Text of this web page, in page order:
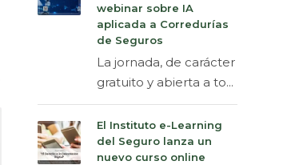
webinar sobre IA
aplicada a Corredurías
de Seguros
La jornada, de carácter
gratuito y abierta a to...
El Instituto e-Learning
del Seguro lanza un
nuevo curso online